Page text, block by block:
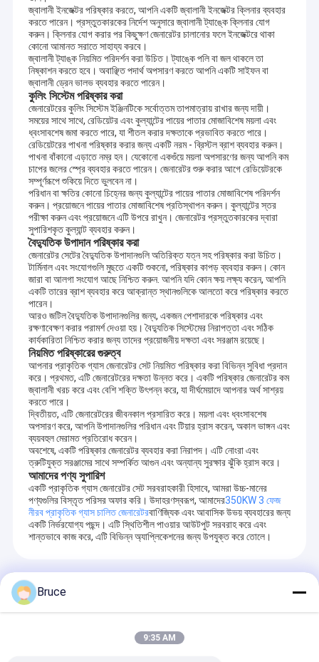
পণ্য
জ্বালানী ইনজেক্টর পরিষ্কার করতে, আপনি একটি জ্বালানী ইনজেক্টর ক্লিনার ব্যবহার
করতে পারেন। প্রস্তুতকারকের নির্দেশ অনুসারে জ্বালানী ট্যাঙ্কে ক্লিনার যোগ
করুন। ক্লিনার যোগ করার পর কিছুক্ষণ জেনারেটর চালানোর ফলে ইনজেক্টরে থাকা
কোনো আমানত সরাতে সাহায্য করবে।
জ্বালানী ট্যাঙ্ক নিয়মিত পরিদর্শন করা উচিত। ট্যাঙ্কে পলি বা জল থাকলে তা
নিষ্কাশন করতে হবে। অবাঞ্ছিত পদার্থ অপসারণ করতে আপনি একটি সাইফন বা
জ্বালানী ড্রেন ভালভ ব্যবহার করতে পারেন।
কুলিং সিস্টেম পরিষ্কার করা
জেনারেটরের কুলিং সিস্টেম ইঞ্জিনটিকে সর্বোত্তম তাপমাত্রায় রাখার জন্য দায়ী।
সময়ের সাথে সাথে, রেডিয়েটর এবং কুল্যান্টের পায়ের পাতার মোজাবিশেষ ময়লা এবং
ধ্বংসাবশেষ জমা করতে পারে, যা শীতল করার দক্ষতাকে প্রভাবিত করতে পারে।
রেডিয়েটরের পাখনা পরিষ্কার করার জন্য একটি নরম - ব্রিস্টল ব্রাশ ব্যবহার করুন।
পাখনা বাঁকানো এড়াতে নম্র হন। যেকোনো একগুঁয়ে ময়লা অপসারণের জন্য আপনি কম
চাপের জলের স্প্রে ব্যবহার করতে পারেন। জেনারেটর শুরু করার আগে রেডিয়েটরকে
সম্পূর্ণরূপে শুকিয়ে দিতে ভুলবেন না।
পরিধান বা ক্ষতির কোনো চিহ্নের জন্য কুল্যান্টের পায়ের পাতার মোজাবিশেষ পরিদর্শন
করুন। প্রয়োজনে পায়ের পাতার মোজাবিশেষ প্রতিস্থাপন করুন। কুল্যান্টের স্তর
পরীক্ষা করুন এবং প্রয়োজনে এটি উপরে রাখুন। জেনারেটর প্রস্তুতকারকের দ্বারা
সুপারিশকৃত কুল্যান্ট ব্যবহার করুন।
বৈদ্যুতিক উপাদান পরিষ্কার করা
জেনারেটর সেটের বৈদ্যুতিক উপাদানগুলি অতিরিক্ত যত্ন সহ পরিষ্কার করা উচিত।
টার্মিনাল এবং সংযোগগুলি মুছতে একটি শুকনো, পরিষ্কার কাপড় ব্যবহার করুন। কোন
জারা বা আলগা সংযোগ আছে নিশ্চিত করুন. আপনি যদি কোন ক্ষয় লক্ষ্য করেন, আপনি
একটি তারের ব্রাশ ব্যবহার করে আক্রান্ত স্থানগুলিকে আলতো করে পরিষ্কার করতে
পারেন।
আরও জটিল বৈদ্যুতিক উপাদানগুলির জন্য, একজন পেশাদারকে পরিষ্কার এবং
রক্ষণাবেক্ষণ করার পরামর্শ দেওয়া হয়। বৈদ্যুতিক সিস্টেমের নিরাপত্তা এবং সঠিক
কার্যকারিতা নিশ্চিত করার জন্য তাদের প্রয়োজনীয় দক্ষতা এবং সরঞ্জাম রয়েছে।
নিয়মিত পরিষ্কারের গুরুত্ব
আপনার প্রাকৃতিক গ্যাস জেনারেটর সেট নিয়মিত পরিষ্কার করা বিভিন্ন সুবিধা প্রদান
করে। প্রথমত, এটি জেনারেটরের দক্ষতা উন্নত করে। একটি পরিষ্কার জেনারেটর কম
জ্বালানী খরচ করে এবং বেশি শক্তি উৎপন্ন করে, যা দীর্ঘমেয়াদে আপনার অর্থ সাশ্রয়
করতে পারে।
দ্বিতীয়ত, এটি জেনারেটরের জীবনকাল প্রসারিত করে। ময়লা এবং ধ্বংসাবশেষ
অপসারণ করে, আপনি উপাদানগুলির পরিধান এবং টিয়ার হ্রাস করেন, অকাল ভাঙ্গন এবং
ব্যয়বহুল মেরামত প্রতিরোধ করেন।
অবশেষে, একটি পরিষ্কার জেনারেটর ব্যবহার করা নিরাপদ। এটি নোংরা এবং
ত্রুটিযুক্ত সরঞ্জামের সাথে সম্পর্কিত আগুন এবং অন্যান্য সুরক্ষার ঝুঁকি হ্রাস করে।
আমাদের পণ্য সুপারিশ
একটি প্রাকৃতিক গ্যাস জেনারেটর সেট সরবরাহকারী হিসাবে, আমরা উচ্চ-মানের
পণ্যগুলির বিস্তৃত পরিসর অফার করি। উদাহরণস্বরূপ, আমাদের350KW 3 ফেজ
নীরব প্রাকৃতিক গ্যাস চালিত জেনারেটরবাণিজ্যিক এবং আবাসিক উভয় ব্যবহারের জন্য
একটি নির্ভরযোগ্য পছন্দ। এটি স্থিতিশীল পাওয়ার আউটপুট সরবরাহ করে এবং
শান্তভাবে কাজ করে, এটি বিভিন্ন অ্যাপ্লিকেশনের জন্য উপযুক্ত করে তোলে।
প্রস্তাবিত পণ্য
Bruce
9:35 AM